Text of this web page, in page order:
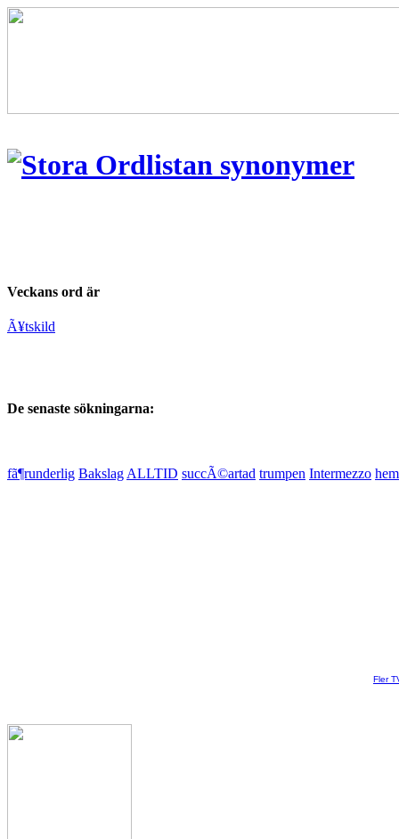
Veckans ord är
Ã¥tskild
De senaste sökningarna:
fã¶runderlig Bakslag ALLTID succÃ©artad trumpen Intermezzo
Fler